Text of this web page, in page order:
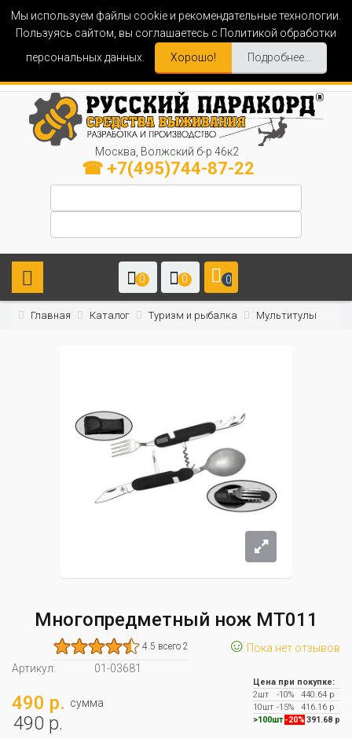
Мы используем файлы cookie и рекомендательные технологии.
Пользуясь сайтом, вы соглашаетесь с Политикой обработки
персональных данных.
Хорошо! Подробнее...
Москва, Волжский б-р 46к2
☎ +7(495)744-87-22
0 0 0
Главная Каталог Туризм и рыбалка Мультитулы
Многопредметный нож MT011
4.5 всего 2 ☺ Пока нет отзывов
Артикул:
01-03681
490 р. сумма
490 р.
Цена при покупке:
2шт
-10%
440.64 р
10шт -15%
416.16 р
>100шт -20% 391.68 р